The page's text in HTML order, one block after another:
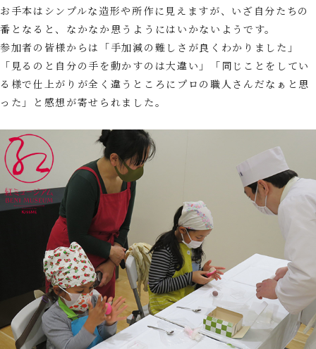
お手本はシンプルな造形や所作に見えますが、いざ自分たちの
番となると、なかなか思うようにはいかないようです。
参加者の皆様からは「手加減の難しさが良くわかりました」
「見るのと自分の手を動かすのは大違い」「同じことをしてい
る様で仕上がりが全く違うところにプロの職人さんだなぁと思
った」と感想が寄せられました。